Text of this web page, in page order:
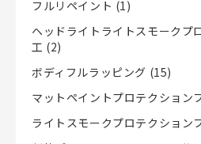
フルリペイント (1)
ヘッドライトライトスモークプ
工 (2)
ボディフルラッピング (15)
マットペイントプロテクション
ライトスモークプロテクション